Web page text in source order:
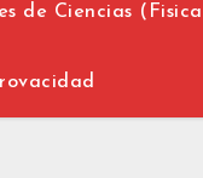
de Ciencias